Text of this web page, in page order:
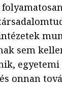
sem
onnan